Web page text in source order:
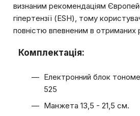
визнаним рекомендаціям
гіпертензії (ESH), тому
повністю впевненим в отриманих
Комплектація:
Електронний блок
525
Манжета 13,5 - 21,5 см.